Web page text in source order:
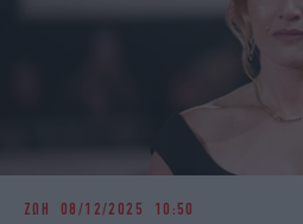
ΖΩΗ 08/12/2025 10:50